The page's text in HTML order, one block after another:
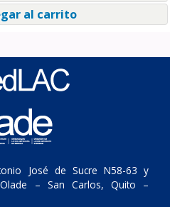
al carrito
José de Sucre N58-63 y
– San Carlos, Quito –